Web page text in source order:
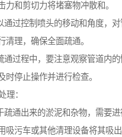
力和剪切力将堵塞物冲散和。
过控制喷头的移动和角度，对
清理，确保全面疏通。
过程中，要注意观察管道内的
时停止操作并进行检查。
理：
通出来的淤泥和杂物，需要进
吸污车或其他清理设备将其吸